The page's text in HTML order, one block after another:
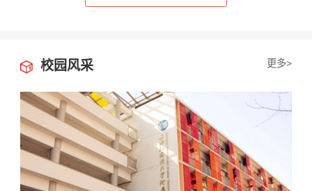
校园风采 更多>